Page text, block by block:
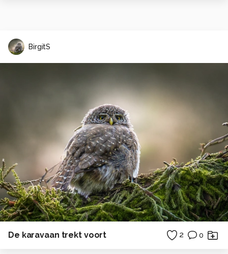
BirgitS
De karavaan trekt voort 2 0